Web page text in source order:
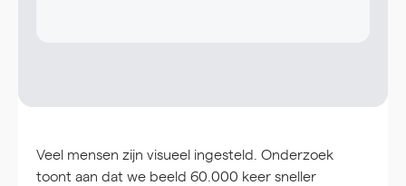
Veel mensen zijn visueel ingesteld. Onderzoek
toont aan dat we beeld 60.000 keer sneller